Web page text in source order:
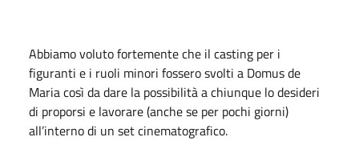
Abbiamo voluto fortemente che il casting per i
figuranti e i ruoli minori fossero svolti a Domus de
Maria così da dare la possibilità a chiunque lo desideri
di proporsi e lavorare (anche se per pochi giorni)
all’interno di un set cinematografico.